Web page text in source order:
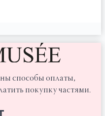
способы оплаты,
покупку частями.